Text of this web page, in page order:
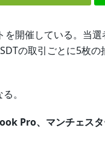
開催している。当
の取引ごとに5枚
。
Pro、マンチェスタ